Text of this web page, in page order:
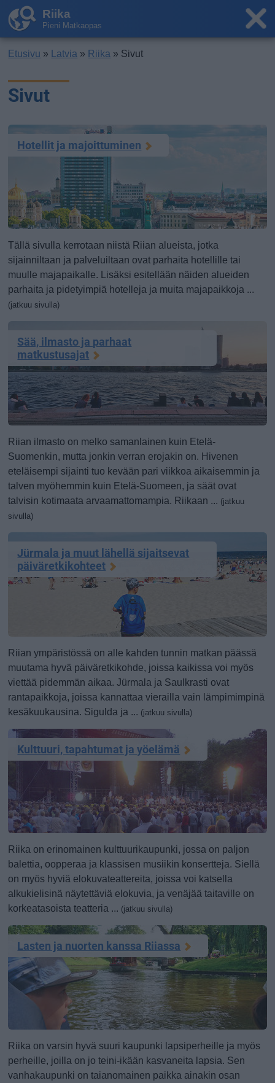
Riika
Pieni Matkaopas
Etusivu » Latvia » Riika » Sivut
Sivut
Hotellit ja majoittuminen
Tällä sivulla kerrotaan niistä Riian alueista, jotka
sijainniltaan ja palveluiltaan ovat parhaita hotellille tai
muulle majapaikalle. Lisäksi esitellään näiden alueiden
parhaita ja pidetyimpiä hotelleja ja muita majapaikkoja ...
(jatkuu sivulla)
Sää, ilmasto ja parhaat
matkustusajat
Riian ilmasto on melko samanlainen kuin Etelä-
Suomenkin, mutta jonkin verran erojakin on. Hivenen
eteläisempi sijainti tuo kevään pari viikkoa aikaisemmin ja
talven myöhemmin kuin Etelä-Suomeen, ja säät ovat
talvisin kotimaata arvaamattomampia. Riikaan ... (jatkuu
sivulla)
Jürmala ja muut lähellä sijaitsevat
päiväretkikohteet
Riian ympäristössä on alle kahden tunnin matkan päässä
muutama hyvä päiväretkikohde, joissa kaikissa voi myös
viettää pidemmän aikaa. Jürmala ja Saulkrasti ovat
rantapaikkoja, joissa kannattaa vierailla vain lämpimimpinä
kesäkuukausina. Sigulda ja ... (jatkuu sivulla)
Kulttuuri, tapahtumat ja yöelämä
Riika on erinomainen kulttuurikaupunki, jossa on paljon
balettia, oopperaa ja klassisen musiikin konsertteja. Siellä
on myös hyviä elokuvateattereita, joissa voi katsella
alkukielisinä näytettäviä elokuvia, ja venäjää taitaville on
korkeatasoista teatteria ... (jatkuu sivulla)
Lasten ja nuorten kanssa Riiassa
Riika on varsin hyvä suuri kaupunki lapsiperheille ja myös
perheille, joilla on jo teini-ikään kasvaneita lapsia. Sen
vanhakaupunki on taianomainen paikka ainakin osan